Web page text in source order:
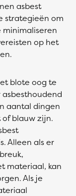
asbest
strategieën om
minimaliseren
op het
blote oog te
asbesthoudend
aantal dingen
of blauw zijn.
Alleen als er
materiaal, kan
Als je